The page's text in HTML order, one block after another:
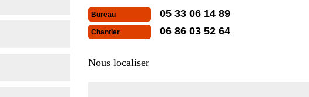
Bureau 05 33 06 14 89
Chantier 06 86 03 52 64
Nous localiser